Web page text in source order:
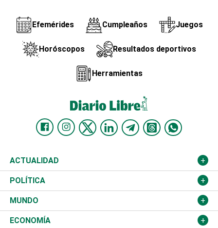
Efemérides Cumpleaños Juegos
Horóscopos Resultados deportivos
Herramientas
ACTUALIDAD
Nacional
Ciudad
Educación
POLÍTICA
Partidos
JCE
MUNDO
Estados Unidos
ECONOMÍA